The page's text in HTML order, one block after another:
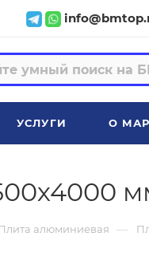
УСЛУГИ О
алюминиевая —